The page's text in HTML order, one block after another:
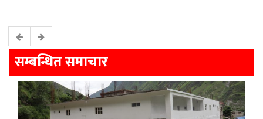
सम्बन्धित समाचार